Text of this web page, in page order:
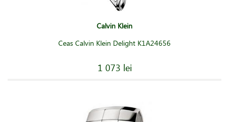
Calvin Klein
Ceas Calvin Klein Delight K1A24656
1 073 lei